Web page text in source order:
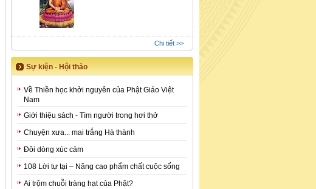
Chi tiết >>
Sự kiện - Hội thảo
Về Thiền học khởi nguyên của Phật Giáo Việt
Nam
Giới thiệu sách - Tìm người trong hơi thở
Chuyện xưa... mai trắng Hà thành
Đôi dòng xúc cảm
108 Lời tự tại – Nâng cao phẩm chất cuộc sống
Ai trộm chuỗi tràng hạt của Phật?